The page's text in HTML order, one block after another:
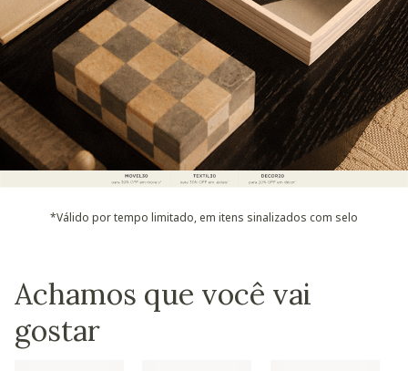
*Válido por tempo limitado, em itens sinalizados com selo
Achamos que você vai
gostar